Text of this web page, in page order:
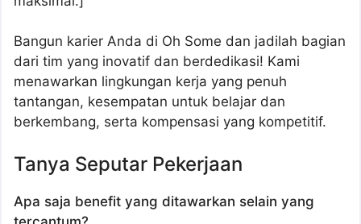
Bangun karier Anda di Oh Some dan jadilah bagian
dari tim yang inovatif dan berdedikasi! Kami
menawarkan lingkungan kerja yang penuh
tantangan, kesempatan untuk belajar dan
berkembang, serta kompensasi yang kompetitif.
Tanya Seputar Pekerjaan
Apa saja benefit yang ditawarkan selain yang